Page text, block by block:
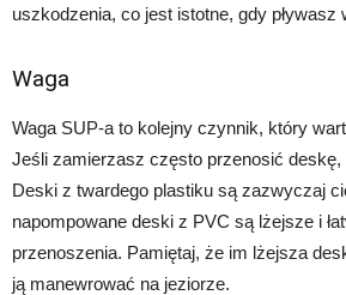
uszkodzenia, co jest istotne, gdy pływasz
Waga
Waga SUP-a to kolejny czynnik, który
Jeśli zamierzasz często przenosić
Deski z twardego plastiku są zazwyczaj
napompowane deski z PVC są lżejsze i
przenoszenia. Pamiętaj, że im lżejsza
ją manewrować na jeziorze.